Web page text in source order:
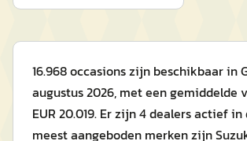
16.968 occasions zijn beschikbaar in
augustus 2026, met een gemiddelde
EUR 20.019. Er zijn 4 dealers actief in
meest aangeboden merken zijn